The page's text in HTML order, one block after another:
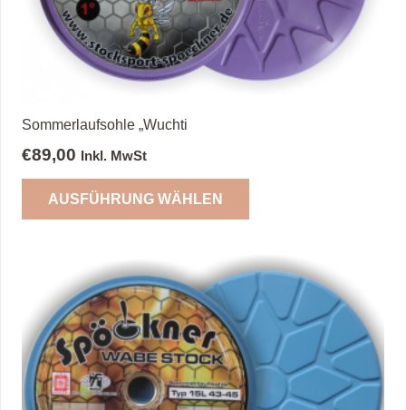
Produktseite
gewählt
werden
Sommerlaufsohle „Wuchti
€89,00 Inkl. MwSt
AUSFÜHRUNG WÄHLEN
Varianten
auf.
Die
Optionen
können